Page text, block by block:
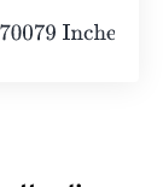
Inches